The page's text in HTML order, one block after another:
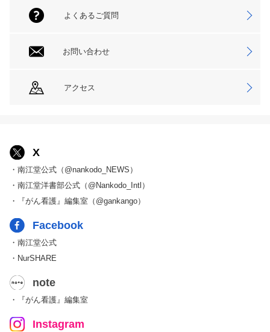
よくあるご質問
お問い合わせ
アクセス
X
・南江堂公式（@nankodo_NEWS）
・南江堂洋書部公式（@Nankodo_Intl）
・『がん看護』編集室（@gankango）
Facebook
・南江堂公式
・NurSHARE
note
・『がん看護』編集室
Instagram